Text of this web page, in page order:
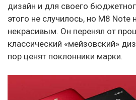
дизайн и для своего
этого не случилось, но M8 Note
некрасивым. Он перенял от
классический «мейзовский»
пор ценят поклонники марки.